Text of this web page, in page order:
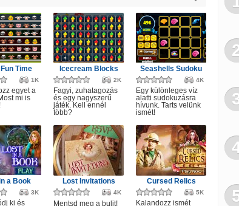
Time
1K
egyet a
mi is
Icecream Blocks
2K
Fagyi, zuhatagozás
és egy nagyszerű
játék. Kell ennél
több?
Seashells Sudoku
4K
Egy különleges víz
alatti sudokuzásra
hívunk. Tarts velünk
ismét!
a Book
3K
ki és
Lost Invitations
4K
Mentsd meg a bulit!
Cursed Relics
5K
Kalandozz ismét